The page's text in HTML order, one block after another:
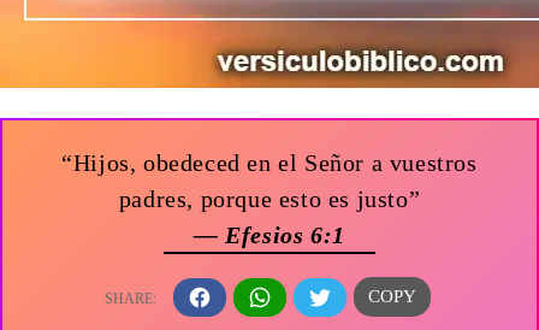
“Hijos, obedeced en el Señor a vuestros
padres, porque esto es justo”
— Efesios 6:1